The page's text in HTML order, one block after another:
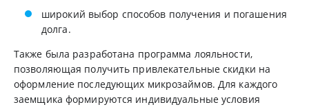
широкий выбор способов получения и погашения
долга.
Также была разработана программа лояльности,
позволяющая получить привлекательные скидки на
оформление последующих микрозаймов. Для каждого
заемщика формируются индивидуальные условия